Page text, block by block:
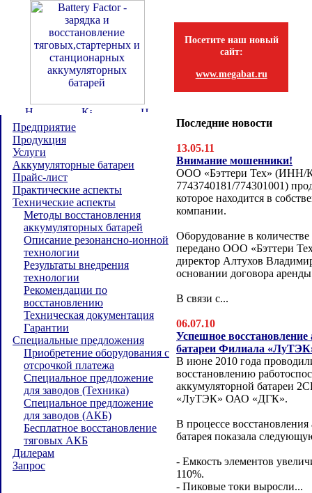
Посетите наш новый
сайт:
www.megabat.ru
Предприятие
Продукция
Услуги
Аккумуляторные батареи
Прайс-лист
Практические аспекты
Технические аспекты
Методы восстановления
аккумуляторных батарей
Описание резонансно-ионной
технологии
Результаты внедрения
технологии
Рекомендации по
восстановлению
Техническая документация
Гарантии
Специальные предложения
Приобретение оборудования с
отсрочкой платежа
Специальное предложение
для заводов (Техника)
Специальное предложение
для заводов (АКБ)
Бесплатное восстановление
тяговых АКБ
Дилерам
Запрос
Последние новости
13.05.11
Внимание мошенники!
ООО «Бэттери Тех»
7743740181/774301001)
которое находится в
компании.
Оборудование в
передано ООО «Бэттери
директор Алтухов
основании договора
В связи с...
06.07.10
Успешное
батареи Филиала
В июне 2010 года
восстановлению
аккумуляторной батареи
«ЛуТЭК» ОАО «ДГК».
В процессе восстановления
батарея показала
- Емкость элементов
110%.
- Пиковые токи выросли...